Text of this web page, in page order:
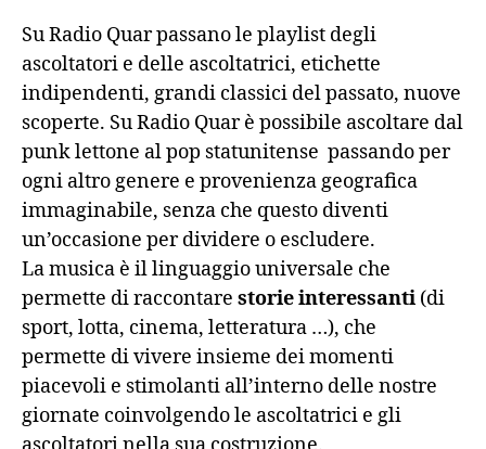
Su Radio Quar passano le playlist degli
ascoltatori e delle ascoltatrici, etichette
indipendenti, grandi classici del passato, nuove
scoperte. Su Radio Quar è possibile ascoltare dal
punk lettone al pop statunitense passando per
ogni altro genere e provenienza geografica
immaginabile, senza che questo diventi
un’occasione per dividere o escludere.
La musica è il linguaggio universale che
permette di raccontare storie interessanti (di
sport, lotta, cinema, letteratura …), che
permette di vivere insieme dei momenti
piacevoli e stimolanti all’interno delle nostre
giornate coinvolgendo le ascoltatrici e gli